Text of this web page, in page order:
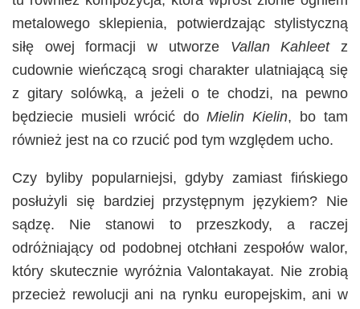
metalowego sklepienia, potwierdzając stylistyczną
siłę owej formacji w utworze Vallan Kahleetz
cudownie wieńczącą srogi charakter ulatniającą się
z gitary solówką, a jeżeli o te chodzi, na pewno
będziecie musieli wrócić doMielin Kielin, bo tam
również jest na co rzucić pod tym względem ucho.
Czy byliby popularniejsi, gdyby zamiast fińskiego
posłużyli się bardziej przystępnym językiem? Nie
sądzę. Nie stanowi to przeszkody, a raczej
odróżniający od podobnej otchłani zespołów walor,
który skutecznie wyróżnia Valontakayat. Nie zrobią
przecież rewolucji ani na rynku europejskim, ani w